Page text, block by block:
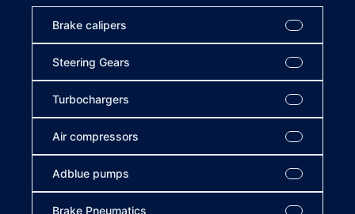
Brake calipers
Steering Gears
Turbochargers
Air compressors
Adblue pumps
Brake Pneumatics